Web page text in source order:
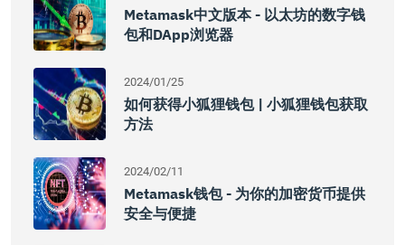
Metamask中文版本 - 以太坊的数字钱
包和DApp浏览器
2024/01/25
如何获得小狐狸钱包 | 小狐狸钱包获取
方法
2024/02/11
Metamask钱包 - 为你的加密货币提供
安全与便捷